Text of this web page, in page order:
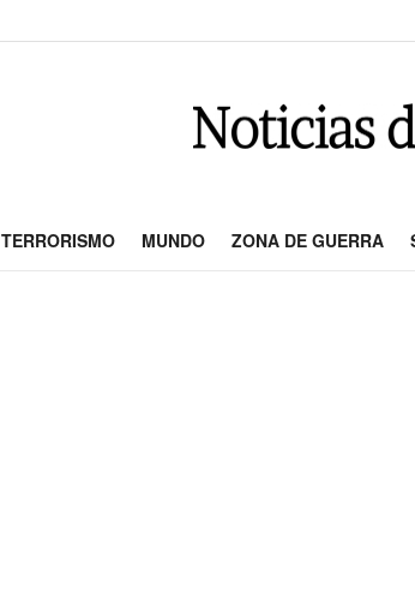
TERRORISMO MUNDO ZONA DE GUERRA